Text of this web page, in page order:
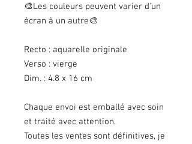
🎨Les couleurs peuvent varier d'un
écran à un autre🎨
Recto : aquarelle originale
Verso : vierge
Dim. : 4.8 x 16 cm
Chaque envoi est emballé avec soin
et traité avec attention.
Toutes les ventes sont définitives, je